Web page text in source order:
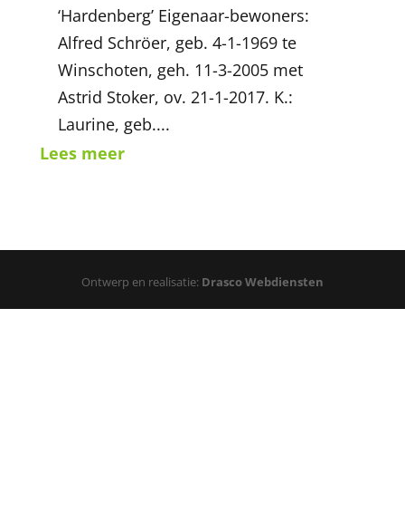
‘Hardenberg’ Eigenaar-bewoners:
Alfred Schröer, geb. 4-1-1969 te
Winschoten, geh. 11-3-2005 met
Astrid Stoker, ov. 21-1-2017. K.:
Laurine, geb....
Lees meer
Ontwerp en realisatie: Drasco Webdiensten